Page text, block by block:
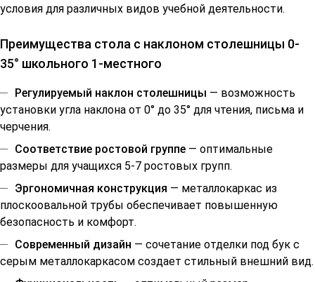
условия для различных видов учебной деятельности.
Преимущества стола с наклоном столешницы 0-
35° школьного 1-местного
Регулируемый наклон столешницы — возможность
установки угла наклона от 0° до 35° для чтения, письма и
черчения.
Соответствие ростовой группе — оптимальные
размеры для учащихся 5-7 ростовых групп.
Эргономичная конструкция — металлокаркас из
плоскоовальной трубы обеспечивает повышенную
безопасность и комфорт.
Современный дизайн — сочетание отделки под бук с
серым металлокаркасом создает стильный внешний вид.